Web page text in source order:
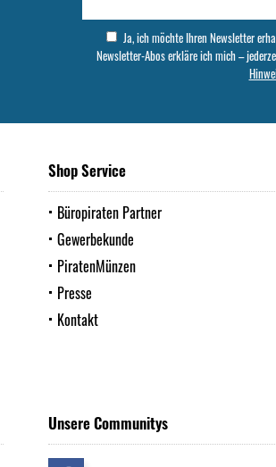
Ja, ich möchte Ihren Newsletter
Newsletter-Abos erkläre ich mich –
Shop Service
Büropiraten Partner
Gewerbekunde
PiratenMünzen
Presse
Kontakt
Unsere Communitys